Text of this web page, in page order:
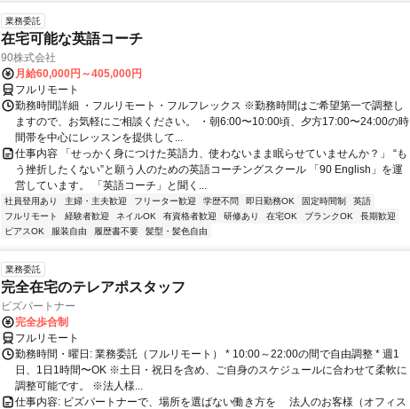
業務委託
在宅可能な英語コーチ
90株式会社
月給60,000円～405,000円
フルリモート
勤務時間詳細 ・フルリモート・フルフレックス ※勤務時間はご希望第一で調整し
ますので、お気軽にご相談ください。 ・朝6:00〜10:00頃、夕方17:00〜24:00の時
間帯を中心にレッスンを提供して...
仕事内容 「せっかく身につけた英語力、使わないまま眠らせていませんか？」 “も
う挫折したくない”と願う人のための英語コーチングスクール 「90 English」を運
営しています。 「英語コーチ」と聞く...
社員登用あり 主婦・主夫歓迎 フリーター歓迎 学歴不問 即日勤務OK 固定時間制
英語
フルリモート
経験者歓迎 ネイルOK 有資格者歓迎 研修あり 在宅OK ブランクOK
長期歓迎
ピアスOK
服装自由 履歴書不要 髪型・髪色自由
業務委託
完全在宅のテレアポスタッフ
ビズパートナー
完全歩合制
フルリモート
勤務時間・曜日: 業務委託（フルリモート） * 10:00～22:00の間で自由調整 * 週1
日、1日1時間〜OK ※土日・祝日を含め、ご自身のスケジュールに合わせて柔軟に
調整可能です。 ※法人様...
仕事内容: ビズパートナーで、場所を選ばない働き方を 法人のお客様（オフィス